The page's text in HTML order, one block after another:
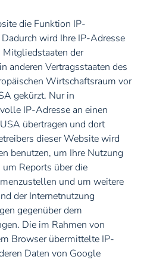
die Funktion IP-
wird Ihre IP-Adresse
der
anderen Vertragsstaaten des
Wirtschaftsraum vor
gekürzt. Nur in
IP-Adresse an einen
übertragen und dort
dieser Website wird
benutzen, um Ihre Nutzung
Reports über die
und um weitere
der Internetnutzung
gegenüber dem
Die im Rahmen von
Browser übermittelte IP-
Daten von Google